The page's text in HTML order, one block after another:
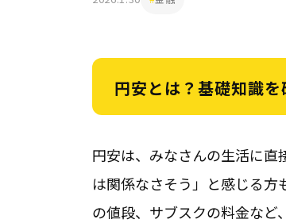
円安とは？基礎知識を
円安は、みなさんの生活に直
は関係なさそう」と感じる
の値段、サブスクの料金など